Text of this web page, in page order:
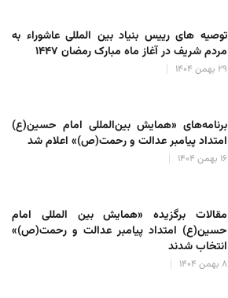
توصیه های رییس بنیاد بین المللی عاشوراء به
مردم شریف در آغاز ماه مبارک رمضان ۱۴۴۷
۲۹ بهمن ۱۴۰۴
برنامه‌های «همایش بین‌المللی امام حسین(ع)
امتداد پیامبر عدالت و رحمت(ص)» اعلام شد
۱۶ بهمن ۱۴۰۴
مقالات برگزیده «همایش بین المللی امام
حسین(ع) امتداد پیامبر عدالت و رحمت(ص)»
انتخاب شدند
۸ بهمن ۱۴۰۴